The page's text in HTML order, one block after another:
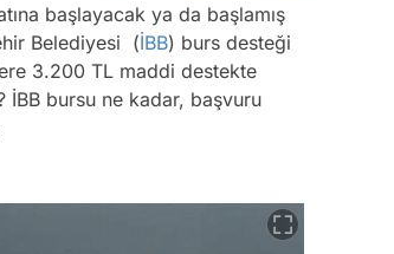
başlayacak ya da başlamış
Belediyesi (İBB) burs desteği
3.200 TL maddi destekte
İBB bursu ne kadar, başvuru